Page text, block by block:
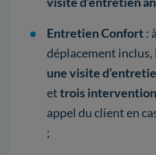
Entretien Confort:
déplacement
une visite
ettrois
appel du client en
;